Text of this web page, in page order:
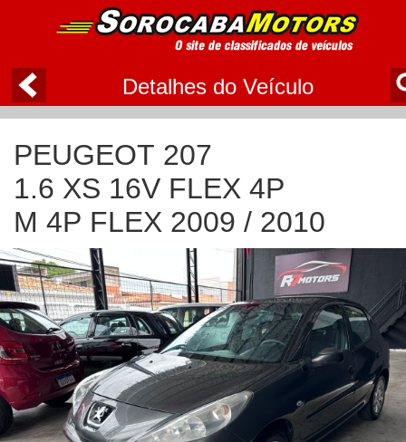
Detalhes do Veículo
PEUGEOT 207
1.6 XS 16V FLEX 4P
M 4P FLEX 2009 / 2010